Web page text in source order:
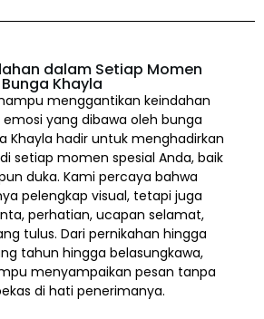
dalam Setiap Momen
Khayla
menggantikan keindahan
yang dibawa oleh bunga
Khayla hadir untuk menghadirkan
setiap momen spesial Anda, baik
duka. Kami percaya bahwa
pelengkap visual, tetapi juga
perhatian, ucapan selamat,
tulus. Dari pernikahan hingga
tahun hingga belasungkawa,
menyampaikan pesan tanpa
di hati penerimanya.